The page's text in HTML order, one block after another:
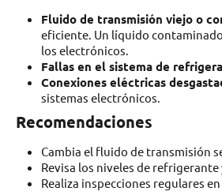
Fluido de transmisión viejo o
eficiente. Un líquido
los electrónicos.
Fallas en el sistema de
Conexiones eléctricas
sistemas electrónicos.
Recomendaciones
Cambia el fluido de transmisión
Revisa los niveles de
Realiza inspecciones regulares